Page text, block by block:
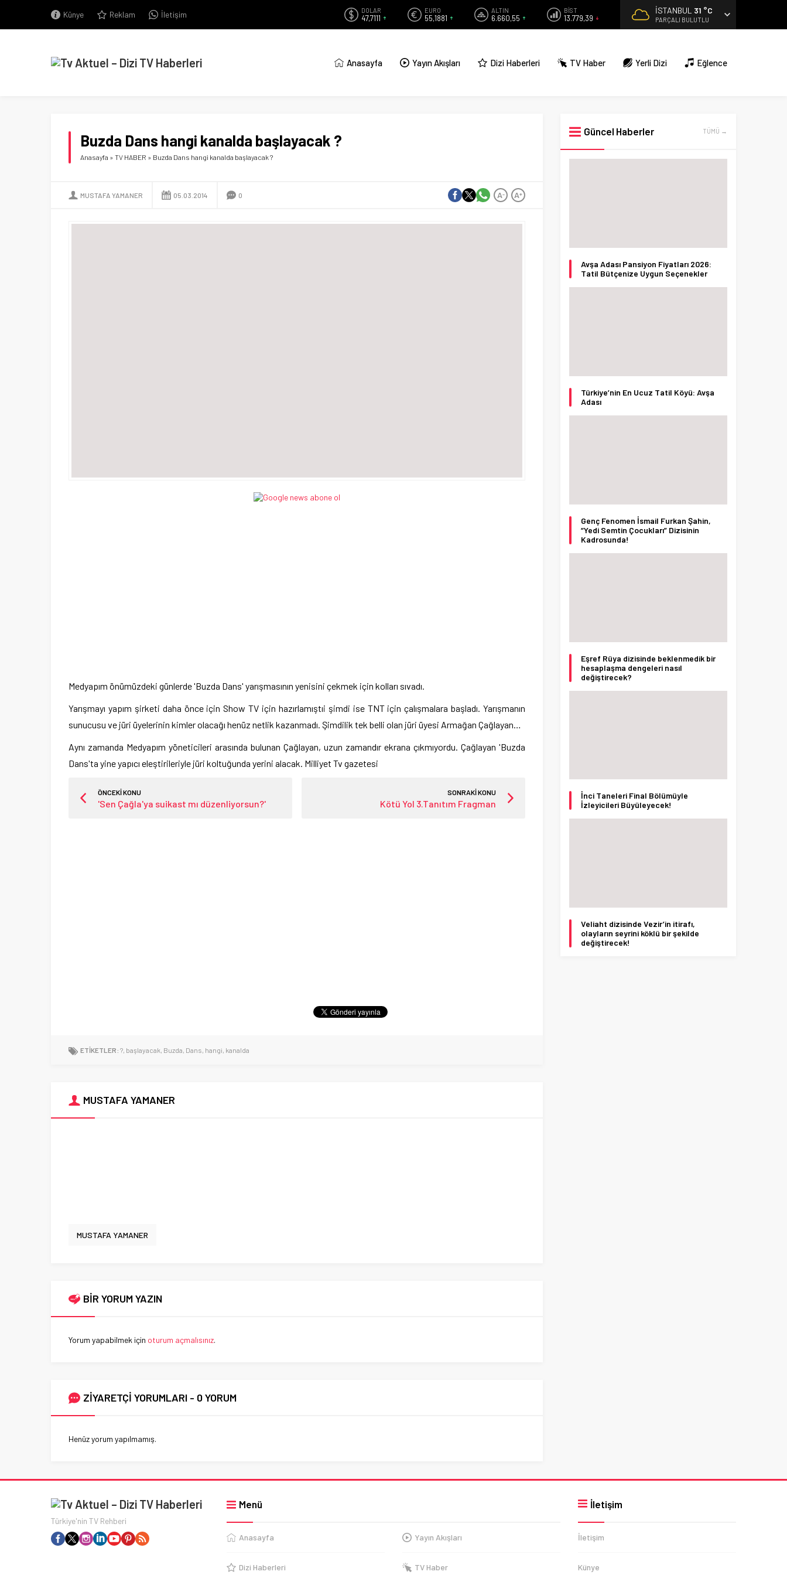
Künye Reklam İletişim DOLAR
47,7111
EURO
55,1881
ALTIN
6.660,55
BİST
13.779,39
İSTANBUL 31 °C
PARÇALI BULUTLU
Anasayfa Yayın Akışları Dizi Haberleri TV Haber Yerli Dizi Eğlence
Buzda Dans hangi kanalda başlayacak ?
Anasayfa » TV HABER » Buzda Dans hangi kanalda başlayacak ?
MUSTAFA YAMANER 05.03.2014 0 A+
A-
Medyapım önümüzdeki günlerde 'Buzda Dans' yarışmasının yenisini çekmek için kolları sıvadı.
Yarışmayı yapım şirketi daha önce için Show TV için hazırlamıştıi şimdi ise TNT için çalışmalara başladı. Yarışmanın
sunucusu ve jüri üyelerinin kimler olacağı henüz netlik kazanmadı. Şimdilik tek belli olan jüri üyesi Armağan Çağlayan…
Aynı zamanda Medyapım yöneticileri arasında bulunan Çağlayan, uzun zamandır ekrana çıkmıyordu. Çağlayan 'Buzda
Dans'ta yine yapıcı eleştirileriyle jüri koltuğunda yerini alacak. Milliyet Tv gazetesi
ÖNCEKİ KONU
'Sen Çağla'ya suikast mı düzenliyorsun?'
SONRAKİ KONU
Kötü Yol 3.Tanıtım Fragman
ETİKETLER: ?, başlayacak, Buzda, Dans, hangi, kanalda
MUSTAFA YAMANER
MUSTAFA YAMANER
BİR YORUM YAZIN
Yorum yapabilmek için oturum açmalısınız.
ZİYARETÇİ YORUMLARI - 0 YORUM
Henüz yorum yapılmamış.
Güncel Haberler TÜMÜ →
Avşa Adası Pansiyon Fiyatları 2026:
Tatil Bütçenize Uygun Seçenekler
Türkiye’nin En Ucuz Tatil Köyü: Avşa
Adası
Genç Fenomen İsmail Furkan Şahin,
“Yedi Semtin Çocukları” Dizisinin
Kadrosunda!
Eşref Rüya dizisinde beklenmedik bir
hesaplaşma dengeleri nasıl
değiştirecek?
İnci Taneleri Final Bölümüyle
İzleyicileri Büyüleyecek!
Veliaht dizisinde Vezir’in itirafı,
olayların seyrini köklü bir şekilde
değiştirecek!
Türkiye'nin TV Rehberi
Menü
Anasayfa Yayın Akışları
Dizi Haberleri TV Haber
İletişim
İletişim
Künye